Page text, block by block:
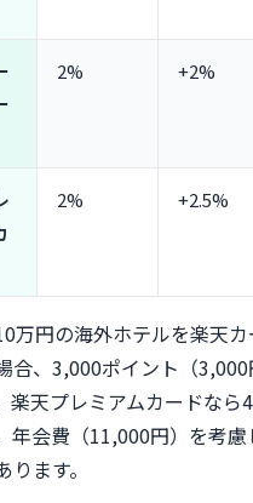
2% +2%
2% +2.5%
万円の海外ホテルを楽天
合、3,000ポイント（
楽天プレミアムカードなら
年会費（11,000円）を考
ます。